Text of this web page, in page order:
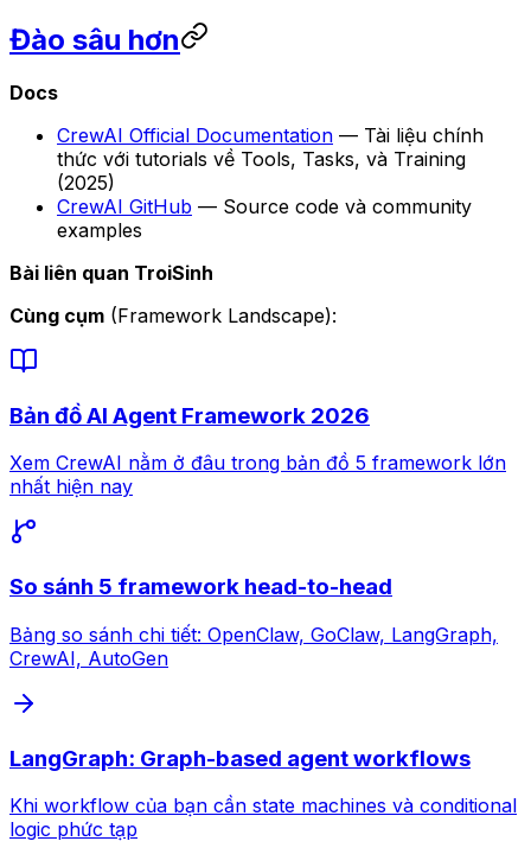
Đào sâu hơn
Docs
CrewAI Official Documentation — Tài liệu chính
thức với tutorials về Tools, Tasks, và Training
(2025)
CrewAI GitHub — Source code và community
examples
Bài liên quan TroiSinh
Cùng cụm (Framework Landscape):
Bản đồ AI Agent Framework 2026
Xem CrewAI nằm ở đâu trong bản đồ 5 framework lớn
nhất hiện nay
So sánh 5 framework head-to-head
Bảng so sánh chi tiết: OpenClaw, GoClaw, LangGraph,
CrewAI, AutoGen
LangGraph: Graph-based agent workflows
Khi workflow của bạn cần state machines và conditional
logic phức tạp